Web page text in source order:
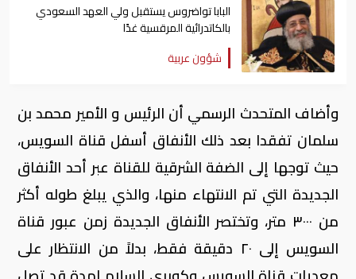
البابا تواضروس يستقبل ولي العهد السعودي
بالكاتدرائية المرقسية غدًا
شؤون عربية
وأضاف المتحدث الرسمي أن الرئيس و الأمير محمد بن
سلمان تفقدا بعد ذلك الأنفاق أسفل قناة السويس،
حيث توجها إلى الضفة الشرقية للقناة عبر أحد الأنفاق
الجديدة التي تم الانتهاء منها، والذي يبلغ طوله أكثر
من ٣٠٠٠ متر، وتختصر الأنفاق الجديدة زمن عبور قناة
السويس إلى ٢٠ دقيقة فقط، بدلاً من الانتظار على